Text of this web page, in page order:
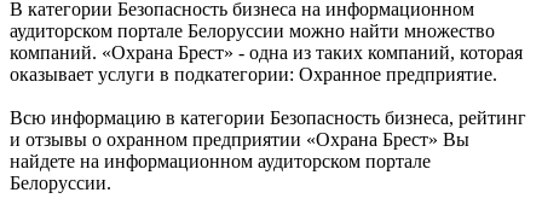
В категории Безопасность бизнеса на информационном
аудиторском портале Белоруссии можно найти множество
компаний. «Охрана Брест» - одна из таких компаний, которая
оказывает услуги в подкатегории: Охранное предприятие.
Всю информацию в категории Безопасность бизнеса, рейтинг
и отзывы о охранном предприятии «Охрана Брест» Вы
найдете на информационном аудиторском портале
Белоруссии.